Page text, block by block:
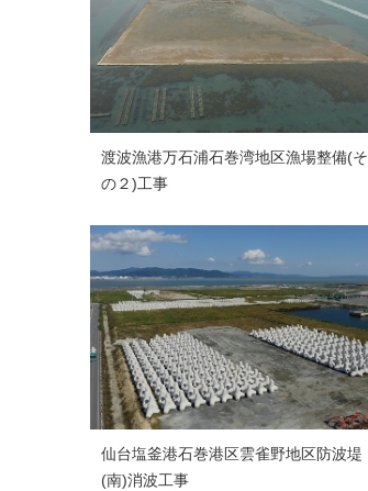
渡波漁港万石浦石巻湾地区漁場整備(そ
の２)工事
仙台塩釜港石巻港区雲雀野地区防波堤
(南)消波工事